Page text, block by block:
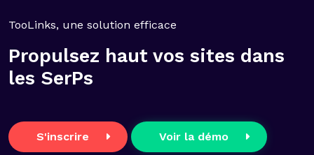
TooLinks, une solution efficace
Propulsez haut vos sites dans
les SerPs
S'inscrire Voir la démo